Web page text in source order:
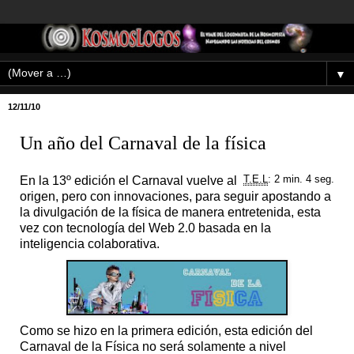
▼
12/11/10
Un año del Carnaval de la física
T.E.L : 2 min. 4 seg.
En la 13º edición el Carnaval vuelve al
origen, pero con innovaciones, para seguir apostando a
la divulgación de la física de manera entretenida, esta
vez con tecnología del Web 2.0 basada en la
inteligencia colaborativa.
Como se hizo en la primera edición, esta edición del
Carnaval de la Física no será solamente a nivel